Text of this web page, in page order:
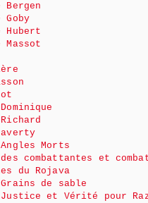
Bergen
Goby
Hubert
Massot
Morts
combattantes et
du Rojava
de sable
et Vérité pour